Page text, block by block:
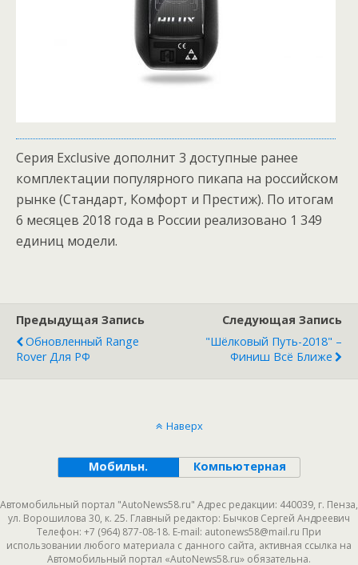
Серия Exсlusive дополнит 3 доступные ранее
комплектации популярного пикапа на российском
рынке (Стандарт, Комфорт и Престиж). По итогам
6 месяцев 2018 года в России реализовано 1 349
единиц модели.
Предыдущая Запись
Обновленный Range
Rover Для РФ
Следующая Запись
"Шёлковый Путь-2018" –
Финиш Всё Ближе
Наверх
Мобильн. Компьютерная
Автомобильный портал "AutoNews58.ru" Адрес редакции: 440039, г. Пенза,
ул. Ворошилова 30, к. 25. Главный редактор: Бычков Сергей Андреевич
Телефон: +7 (964) 877-08-18. E-mail: autonews58@mail.ru При
использовании любого материала с данного сайта, активная ссылка на
Автомобильный портал «AutoNews58.ru» обязательна.